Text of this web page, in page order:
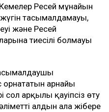
Ресей мұнайын
тасымалдамауы,
және Ресей
тиесілі болмауы
арнайы
сол арқылы қауіпсіз өту
алдын ала жібере